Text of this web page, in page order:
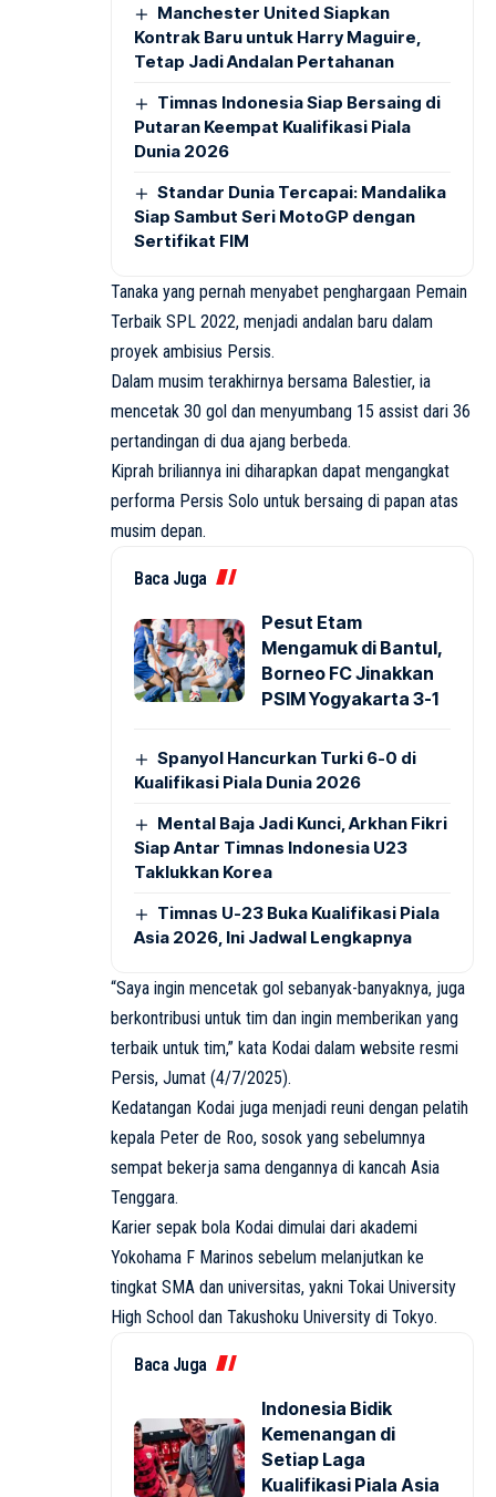
Manchester United Siapkan
Kontrak Baru untuk Harry Maguire,
Tetap Jadi Andalan Pertahanan
Timnas Indonesia Siap Bersaing di
Putaran Keempat Kualifikasi Piala
Dunia 2026
Standar Dunia Tercapai: Mandalika
Siap Sambut Seri MotoGP dengan
Sertifikat FIM
Tanaka yang pernah menyabet penghargaan Pemain
Terbaik SPL 2022, menjadi andalan baru dalam
proyek ambisius Persis.
Dalam musim terakhirnya bersama Balestier, ia
mencetak 30 gol dan menyumbang 15 assist dari 36
pertandingan di dua ajang berbeda.
Kiprah briliannya ini diharapkan dapat mengangkat
performa Persis Solo untuk bersaing di papan atas
musim depan.
Baca Juga
Pesut Etam
Mengamuk di Bantul,
Borneo FC Jinakkan
PSIM Yogyakarta 3-1
Spanyol Hancurkan Turki 6-0 di
Kualifikasi Piala Dunia 2026
Mental Baja Jadi Kunci, Arkhan Fikri
Siap Antar Timnas Indonesia U23
Taklukkan Korea
Timnas U-23 Buka Kualifikasi Piala
Asia 2026, Ini Jadwal Lengkapnya
“Saya ingin mencetak gol sebanyak-banyaknya, juga
berkontribusi untuk tim dan ingin memberikan yang
terbaik untuk tim,” kata Kodai dalam website resmi
Persis, Jumat (4/7/2025).
Kedatangan Kodai juga menjadi reuni dengan pelatih
kepala Peter de Roo, sosok yang sebelumnya
sempat bekerja sama dengannya di kancah Asia
Tenggara.
Karier sepak bola Kodai dimulai dari akademi
Yokohama F Marinos sebelum melanjutkan ke
tingkat SMA dan universitas, yakni Tokai University
High School dan Takushoku University di Tokyo.
Baca Juga
Indonesia Bidik
Kemenangan di
Setiap Laga
Kualifikasi Piala Asia